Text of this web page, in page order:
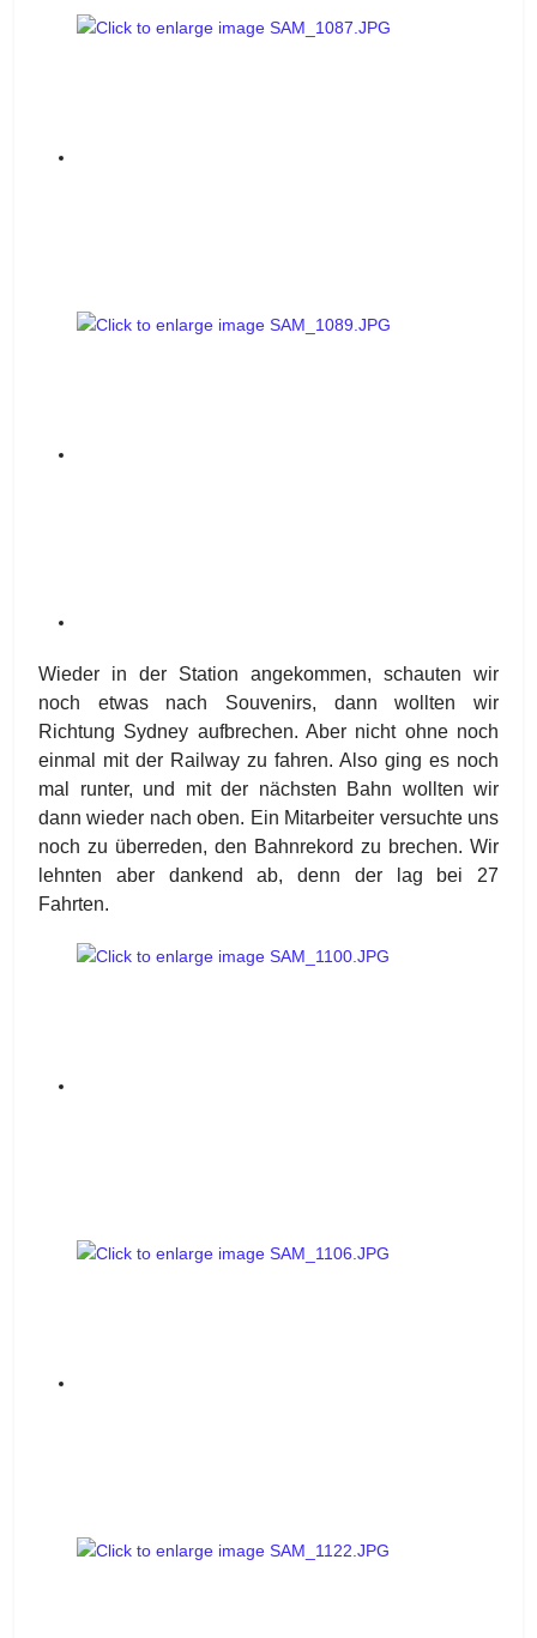
Wieder in der Station angekommen, schauten wir
noch etwas nach Souvenirs, dann wollten wir
Richtung Sydney aufbrechen. Aber nicht ohne noch
einmal mit der Railway zu fahren. Also ging es noch
mal runter, und mit der nächsten Bahn wollten wir
dann wieder nach oben. Ein Mitarbeiter versuchte uns
noch zu überreden, den Bahnrekord zu brechen. Wir
lehnten aber dankend ab, denn der lag bei 27
Fahrten.